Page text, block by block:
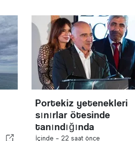
Portekiz yetenekleri
sınırlar ötesinde
tanındığında
İçinde - 22 saat önce